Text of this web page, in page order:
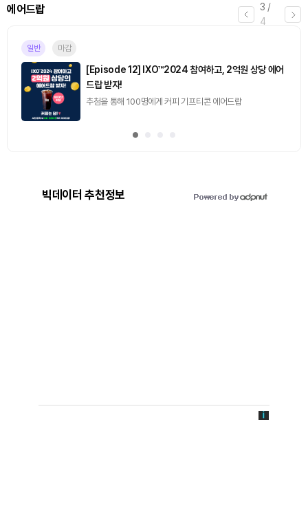
3 /
4
에어드랍
일반 마감
[Episode 12] IXO™2024 참여하고, 2억원 상당 에어
드랍 받자!
추첨을 통해 100명에게 커피 기프티콘 에어드랍
빅데이터 추천정보